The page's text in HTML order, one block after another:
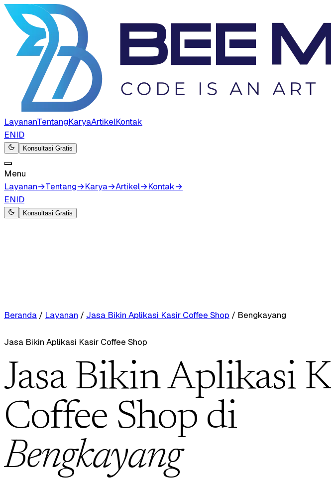
LayananTentangKaryaArtikelKontak
ENID
Konsultasi Gratis
Menu
Layanan→Tentang→Karya→Artikel→Kontak→
ENID
Konsultasi Gratis
Beranda / Layanan / Jasa Bikin Aplikasi Kasir Coffee Shop / Bengkayang
Jasa Bikin Aplikasi Kasir Coffee Shop
Jasa Bikin Aplikasi
Coffee Shop di
Bengkayang